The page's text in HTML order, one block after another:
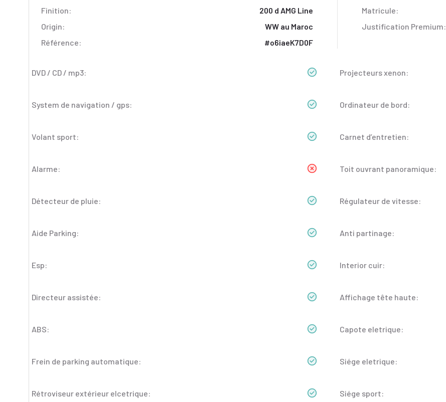
Finition:
200 d AMG Line
Origin:
WW au Maroc
Référence:
#o6iaeK7D0F
Matricule:
Justification Premium:
DVD / CD / mp3:
System de navigation / gps:
Volant sport:
Alarme:
Détecteur de pluie:
Aide Parking:
Esp:
Directeur assistée:
ABS:
Frein de parking automatique:
Rétroviseur extérieur elcetrique:
Projecteurs xenon:
Ordinateur de bord:
Carnet d’entretien:
Toit ouvrant panoramique:
Régulateur de vitesse:
Anti partinage:
Interior cuir:
Affichage tête haute:
Capote eletrique:
Siége eletrique:
Siége sport: